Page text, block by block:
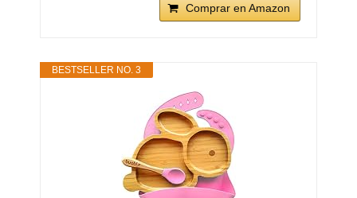
Comprar en Amazon
BESTSELLER NO. 3